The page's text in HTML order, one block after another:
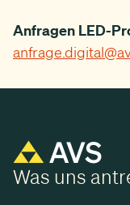
Anfragen LED-
Was uns